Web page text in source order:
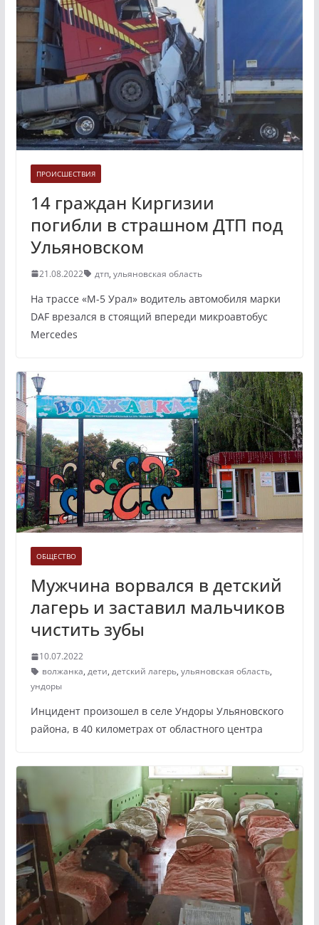
ПРОИСШЕСТВИЯ
14 граждан Киргизии
погибли в страшном ДТП под
Ульяновском
21.08.2022 дтп, ульяновская область
На трассе «М-5 Урал» водитель автомобиля марки
DAF врезался в стоящий впереди микроавтобус
Mercedes
ОБЩЕСТВО
Мужчина ворвался в детский
лагерь и заставил мальчиков
чистить зубы
10.07.2022
волжанка, дети, детский лагерь, ульяновская область,
ундоры
Инцидент произошел в селе Ундоры Ульяновского
района, в 40 километрах от областного центра